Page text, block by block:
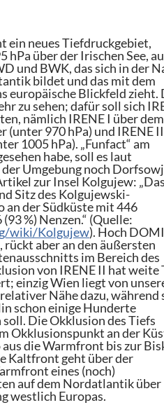
ein neues Tiefdruckgebiet,
hPa über der Irischen See,
und BWK, das sich in der
bildet und das mit dem
europäische Blickfeld zieht.
zu sehen; dafür soll sich
nämlich IRENE I über dem
(unter 970 hPa) und IRENE II
1005 hPa). „Funfact“ am
habe, soll es laut
Umgebung noch
zur Insel Kolgujew:
Sitz des Kolgujewski-
der Südküste mit 446
%) Nenzen.“ (Quelle:
wiki/Kolgujew). Hoch
rückt aber an den äußersten
im Bereich des
von IRENE II hat weite
einzig Wien liegt von
Nähe dazu, während
schon einige Hunderte
Die Okklusion des Tiefs
Okklusionspunkt an der
die Warmfront bis zur
Kaltfront geht über der
eines (noch)
auf dem Nordatlantik über
westlich Europas.